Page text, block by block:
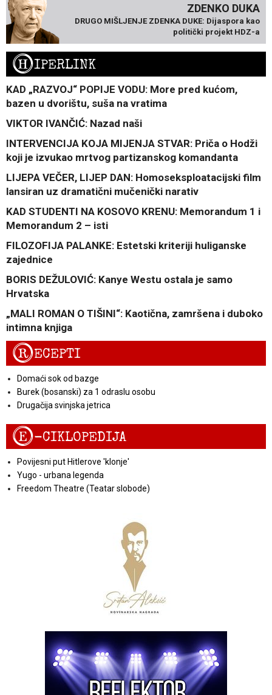
ZDENKO DUKA
DRUGO MIŠLJENJE ZDENKA DUKE: Dijaspora kao
politički projekt HDZ-a
HIPERLINK
KAD „RAZVOJ“ POPIJE VODU: More pred kućom,
bazen u dvorištu, suša na vratima
VIKTOR IVANČIĆ: Nazad naši
INTERVENCIJA KOJA MIJENJA STVAR: Priča o Hodži
koji je izvukao mrtvog partizanskog komandanta
LIJEPA VEČER, LIJEP DAN: Homoseksploatacijski film
lansiran uz dramatični mučenički narativ
KAD STUDENTI NA KOSOVO KRENU: Memorandum 1 i
Memorandum 2 – isti
FILOZOFIJA PALANKE: Estetski kriteriji huliganske
zajednice
BORIS DEŽULOVIĆ: Kanye Westu ostala je samo
Hrvatska
„MALI ROMAN O TIŠINI“: Kaotična, zamršena i duboko
intimna knjiga
RECEPTI
Domaći sok od bazge
Burek (bosanski) za 1 odraslu osobu
Drugačija svinjska jetrica
E-CIKLOPEDIJA
Povijesni put Hitlerove 'klonje'
Yugo - urbana legenda
Freedom Theatre (Teatar slobode)